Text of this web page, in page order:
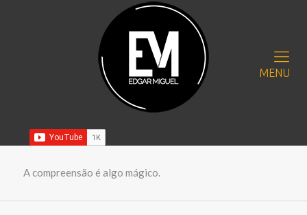
MENU
A compreensão é algo mágico.